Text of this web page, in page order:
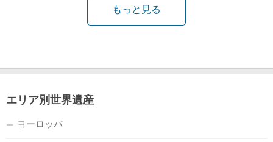
もっと見る
エリア別世界遺産
ヨーロッパ